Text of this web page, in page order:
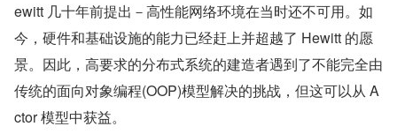
ewitt 几十年前提出－高性能网络环境在当时还不可用。如
今，硬件和基础设施的能力已经赶上并超越了 Hewitt 的愿
景。因此，高要求的分布式系统的建造者遇到了不能完全由
传统的面向对象编程(OOP)模型解决的挑战，但这可以从 A
ctor 模型中获益。